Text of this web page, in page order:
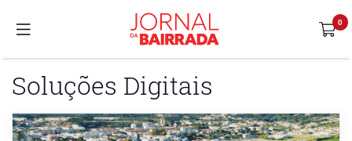
Soluções Digitais